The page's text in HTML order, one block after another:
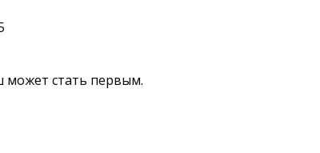
стать первым.